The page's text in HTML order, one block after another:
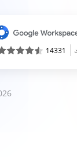
14331